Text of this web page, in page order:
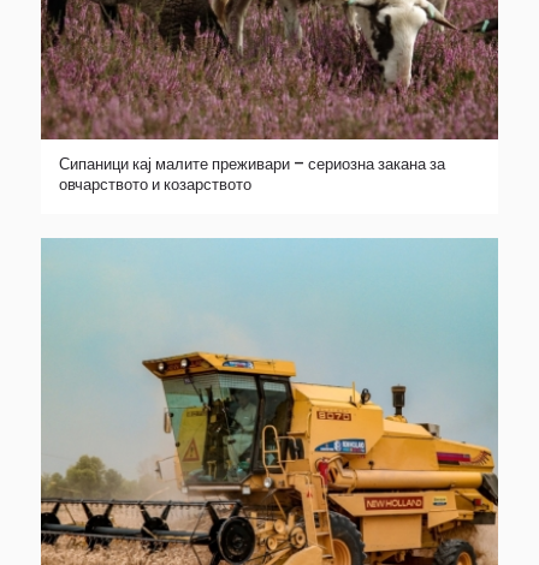
Сипаници кај малите преживари – сериозна закана за
овчарството и козарството